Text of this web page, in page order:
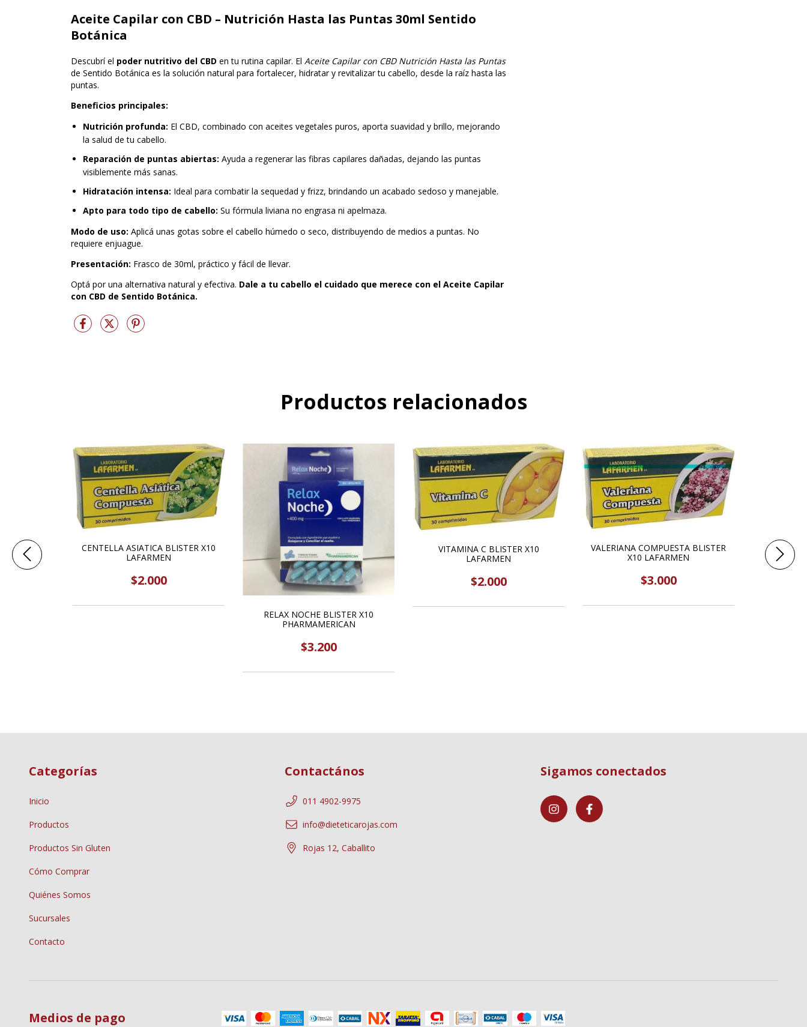
Aceite Capilar con CBD – Nutrición Hasta las Puntas 30ml Sentido
Botánica
Descubrí el poder nutritivo del CBD en tu rutina capilar. El Aceite Capilar con CBD Nutrición Hasta las Puntas
de Sentido Botánica es la solución natural para fortalecer, hidratar y revitalizar tu cabello, desde la raíz hasta las
puntas.
Beneficios principales:
Nutrición profunda: El CBD, combinado con aceites vegetales puros, aporta suavidad y brillo, mejorando
la salud de tu cabello.
Reparación de puntas abiertas: Ayuda a regenerar las fibras capilares dañadas, dejando las puntas
visiblemente más sanas.
Hidratación intensa: Ideal para combatir la sequedad y frizz, brindando un acabado sedoso y manejable.
Apto para todo tipo de cabello: Su fórmula liviana no engrasa ni apelmaza.
Modo de uso: Aplicá unas gotas sobre el cabello húmedo o seco, distribuyendo de medios a puntas. No
requiere enjuague.
Presentación: Frasco de 30ml, práctico y fácil de llevar.
Optá por una alternativa natural y efectiva. Dale a tu cabello el cuidado que merece con el Aceite Capilar
con CBD de Sentido Botánica.
Productos relacionados
CENTELLA ASIATICA BLISTER X10
LAFARMEN
$2.000
RELAX NOCHE BLISTER X10
PHARMAMERICAN
$3.200
VITAMINA C BLISTER X10
LAFARMEN
$2.000
VALERIANA COMPUESTA BLISTER
X10 LAFARMEN
$3.000
Categorías
Inicio
Productos
Productos Sin Gluten
Cómo Comprar
Quiénes Somos
Sucursales
Contacto
Contactános
011 4902-9975
info@dieteticarojas.com
Rojas 12, Caballito
Sigamos conectados
Medios de pago